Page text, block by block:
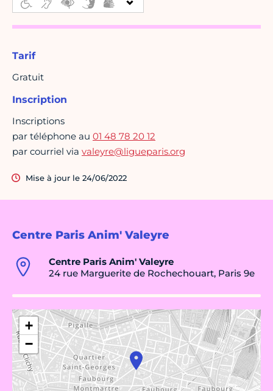
Centre Paris Anim' Valeyre
Centre Paris Anim' Valeyre
24 rue Marguerite de Rochechouart, Paris 9e
+
−
Tarif
Gratuit
Inscription
Inscriptions
par téléphone au 01 48 78 20 12
par courriel via valeyre@ligueparis.org
Mise à jour le 24/06/2022